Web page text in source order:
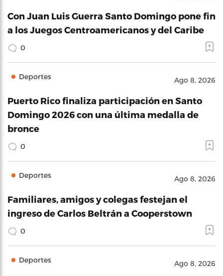
Con Juan Luis Guerra Santo Domingo pone fin
a los Juegos Centroamericanos y del Caribe
0
Deportes Ago 8, 2026
Puerto Rico finaliza participación en Santo
Domingo 2026 con una última medalla de
bronce
0
Deportes Ago 8, 2026
Familiares, amigos y colegas festejan el
ingreso de Carlos Beltrán a Cooperstown
0
Deportes Ago 8, 2026